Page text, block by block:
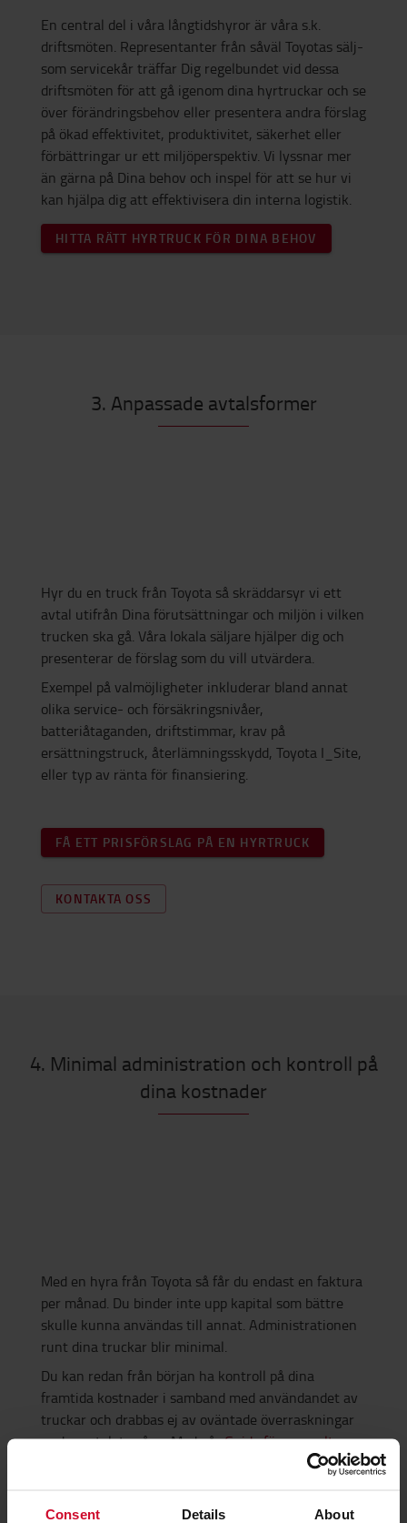
Consent Details About
En central del i våra långtidshyror är våra s.k.
driftsmöten. Representanter från såväl Toyotas sälj-
som servicekår träffar Dig regelbundet vid dessa
driftsmöten för att gå igenom dina hyrtruckar och se
över förändringsbehov eller presentera andra förslag
på ökad effektivitet, produktivitet, säkerhet eller
förbättringar ur ett miljöperspektiv. Vi lyssnar mer
än gärna på Dina behov och inspel för att se hur vi
kan hjälpa dig att effektivisera din interna logistik.
HITTA RÄTT HYRTRUCK FÖR DINA BEHOV
3. Anpassade avtalsformer
Hyr du en truck från Toyota så skräddarsyr vi ett
avtal utifrån Dina förutsättningar och miljön i vilken
trucken ska gå. Våra lokala säljare hjälper dig och
presenterar de förslag som du vill utvärdera.
Exempel på valmöjligheter inkluderar bland annat
olika service- och försäkringsnivåer,
batteriåtaganden, driftstimmar, krav på
ersättningstruck, återlämningsskydd, Toyota I_Site,
eller typ av ränta för finansiering.
FÅ ETT PRISFÖRSLAG PÅ EN HYRTRUCK
KONTAKTA OSS
4. Minimal administration och kontroll på
dina kostnader
Med en hyra från Toyota så får du endast en faktura
per månad. Du binder inte upp kapital som bättre
skulle kunna användas till annat. Administrationen
runt dina truckar blir minimal.
Du kan redan från början ha kontroll på dina
framtida kostnader i samband med användandet av
truckar och drabbas ej av oväntade överraskningar
under avtalets gång. Med vårGuide för normalt
så framgår tydligt vad vi betraktar som